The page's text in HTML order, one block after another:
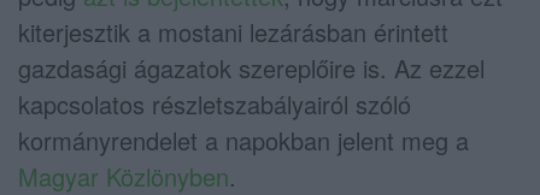
kiterjesztik a mostani lezárásban érintett
gazdasági ágazatok szereplőire is. Az ezzel
kapcsolatos részletszabályairól szóló
kormányrendelet a napokban jelent meg a
Magyar Közlönyben.